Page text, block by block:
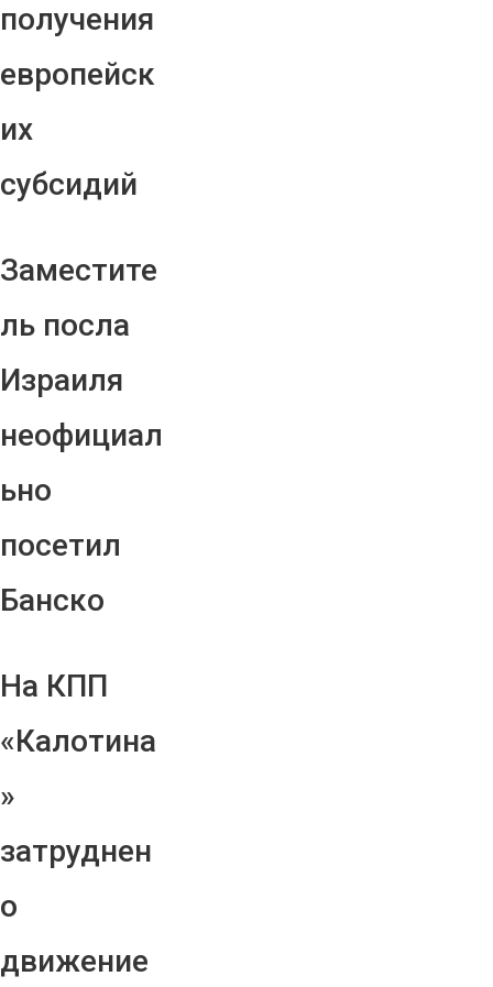
получения
европейск
их
субсидий
Заместите
ль посла
Израиля
неофициал
ьно
посетил
Банско
На КПП
«Калотина
»
затруднен
о
движение